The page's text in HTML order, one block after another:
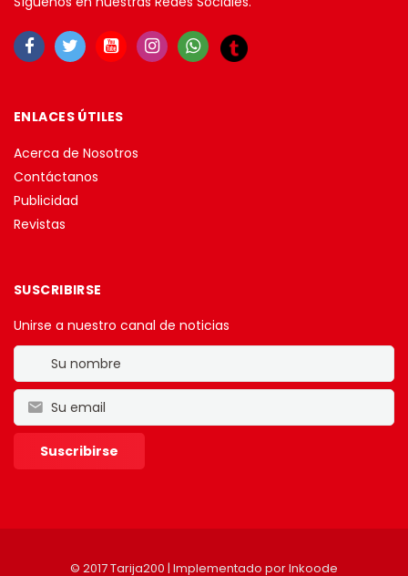
ENLACES ÚTILES
Acerca de Nosotros
Contáctanos
Publicidad
Revistas
SUSCRIBIRSE
Unirse a nuestro canal de noticias
© 2017 Tarija200 | Implementado porInkoode